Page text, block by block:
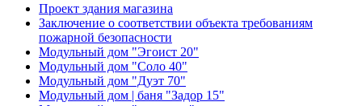
Проект здания магазина
Заключение о соответствии объекта требованиям
пожарной безопасности
Модульный дом "Эгоист 20"
Модульный дом "Соло 40"
Модульный дом "Дуэт 70"
Модульный дом | баня "Задор 15"